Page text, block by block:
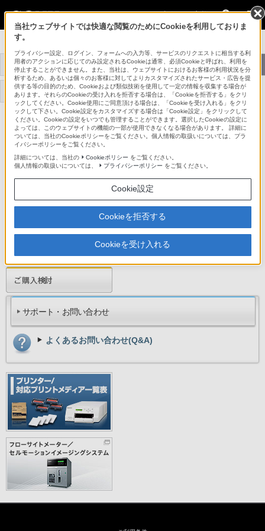
法人のお客様
メディカル関連機器
トップ
医療映像プラットフォー
ム NUCLeUS
4K対応手術映像ソリュ
ーション
商品一覧
評価レポート・事例紹介
HVO-550MD/SUR
メディカルHDレコーダー
仕様書・外形寸法図
(232KB)
サポート・お問い合わせ
よくあるお問い合わせ(Q&A)
当社ウェブサイトでは快適な閲覧のためにCookieを利用しておりま
す。
プライバシー設定、ログイン、フォームへの入力等、サービスのリクエストに相当する利
用者のアクションに応じてのみ設定されるCookieは通常、必須Cookieと呼ばれ、利用を
停止することができません。また、当社は、ウェブサイトにおけるお客様の利用状況を分
析するため、あるいは個々のお客様に対してよりカスタマイズされたサービス・広告を提
供する等の目的のため、Cookieおよび類似技術を使用して一定の情報を収集する場合が
あります。それらのCookieの受け入れを拒否する場合は、「Cookieを拒否する」をクリ
ックしてください。Cookie使用にご同意頂ける場合は、「Cookieを受け入れる」をクリ
ックして下さい。Cookie設定をカスタマイズする場合は「Cookie設定」をクリックして
ください。Cookieの設定をいつでも管理することができます。選択したCookieの設定に
よっては、このウェブサイトの機能の一部が使用できなくなる場合があります。 詳細に
ついては、当社のCookieポリシーをご覧ください。個人情報の取扱いについては、プラ
イバシーポリシーをご覧ください。
詳細については、当社の
Cookieポリシー をご覧ください。
個人情報の取扱いについては、
プライバシーポリシー をご覧ください。
Cookie設定
Cookieを拒否する
Cookieを受け入れる